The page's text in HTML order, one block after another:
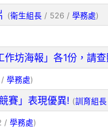
(衛生組長/ 526 / 學務處)
坊海報」各1份，請查
學務處)
賽」表現優異! (訓育組長
/ 學務處)